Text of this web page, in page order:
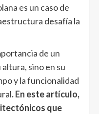
es un caso de
desafía la
de un
sino en su
y la funcionalidad
. En este artículo,
que